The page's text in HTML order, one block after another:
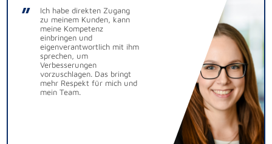
Ich habe direkten Zugang
zu meinem Kunden, kann
meine Kompetenz
einbringen und
eigenverantwortlich mit ihm
sprechen, um
Verbesserungen
vorzuschlagen. Das bringt
mehr Respekt für mich und
mein Team.